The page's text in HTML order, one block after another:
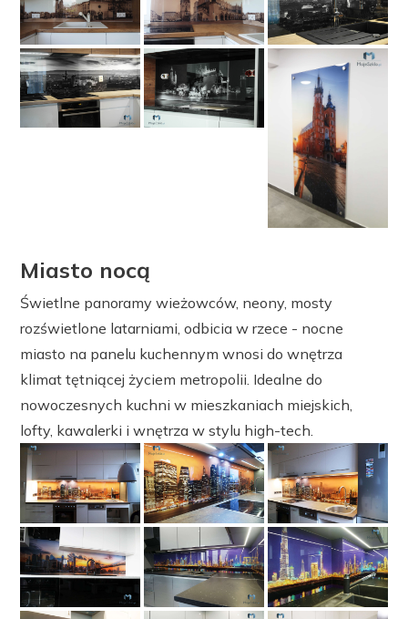
Miasto nocą
Świetlne panoramy wieżowców, neony, mosty
rozświetlone latarniami, odbicia w rzece - nocne
miasto na panelu kuchennym wnosi do wnętrza
klimat tętniącej życiem metropolii. Idealne do
nowoczesnych kuchni w mieszkaniach miejskich,
lofty, kawalerki i wnętrza w stylu high-tech.